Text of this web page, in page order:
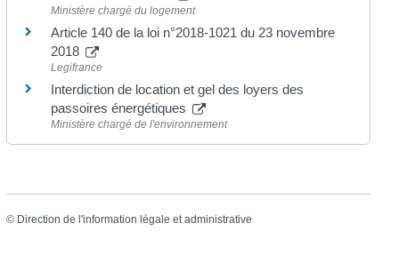
Ministère chargé du logement
Article 140 de la loi n°2018-1021 du 23 novembre
2018
Legifrance
Interdiction de location et gel des loyers des
passoires énergétiques
Ministère chargé de l'environnement
© Direction de l'information légale et administrative